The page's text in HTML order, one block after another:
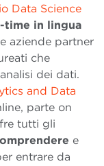
Data Science
time in lingua
aziende partner
che
dei dati.
and Data
parte on
tutti gli
e
entrare da